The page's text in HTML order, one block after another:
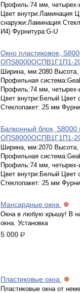
Профиль:74 мм, четырех-
Цвет внутри:Ламинация
снаружи:Ламинация
И4) Фурнитура:G-U
Окно пластиковое,
ОПS8000ОСПВ1Г1П1-
Ширина, мм:2080
Профильная
Профиль:74 мм, четырех-
Цвет внутри:Белый Цвет
Стеклопакет: 25 мм
Балконный блок,
ОПS8000ОСПВ1Г1П1-
Ширина, мм:2070
Профильная
Профиль:74 мм, четырех-
Цвет внутри:Белый Цвет
Стеклопакет: 25 мм
Мансардные окна
Окна в любую крышу! В
окна. Установка
5 000 р.
Пластиковые окна
Пластиковые окна от